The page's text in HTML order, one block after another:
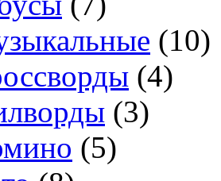
(10)
(4)
(3)
(5)